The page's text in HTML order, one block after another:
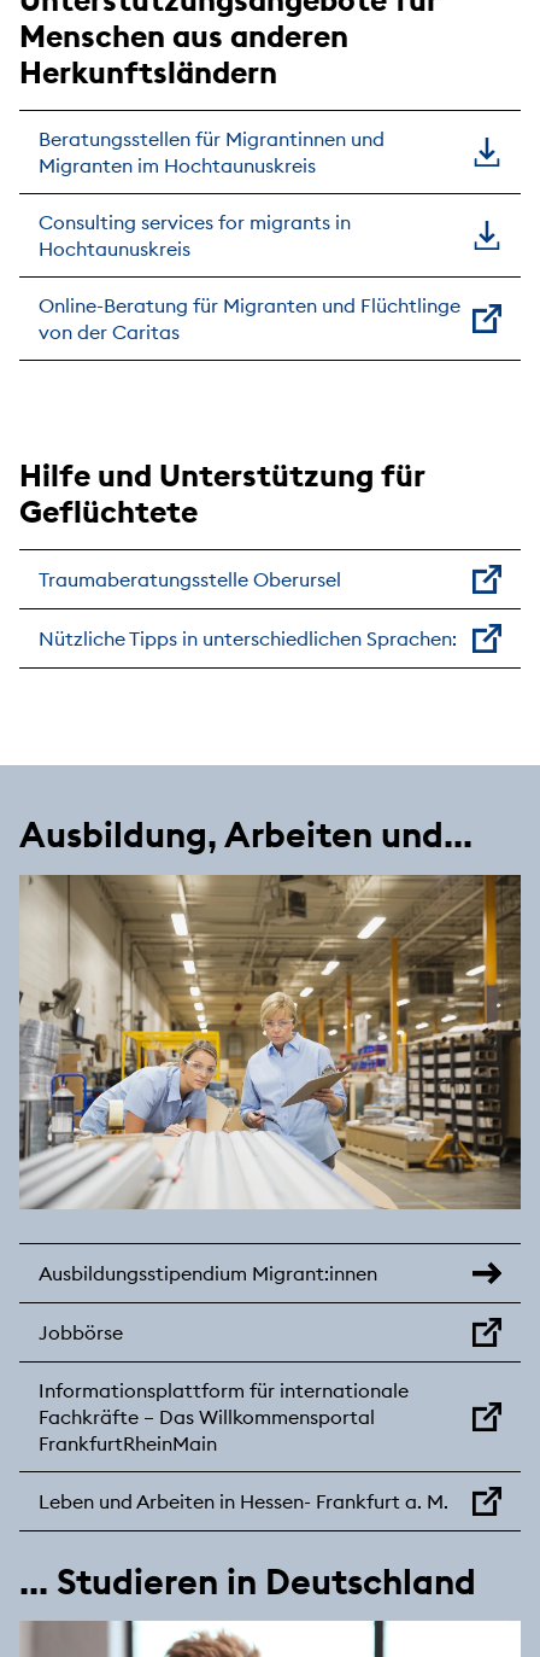
Menschen aus anderen
Herkunftsländern
Beratungsstellen für Migrantinnen und
Migranten im Hochtaunuskreis
Consulting services for migrants in
Hochtaunuskreis
Online-Beratung für Migranten und Flüchtlinge
von der Caritas
Hilfe und Unterstützung für
Geflüchtete
Traumaberatungsstelle Oberursel
Nützliche Tipps in unterschiedlichen Sprachen:
Ausbildung, Arbeiten und...
Ausbildungsstipendium Migrant:innen
Jobbörse
Informationsplattform für internationale
Fachkräfte – Das Willkommensportal
FrankfurtRheinMain
Leben und Arbeiten in Hessen- Frankfurt a. M.
... Studieren in Deutschland